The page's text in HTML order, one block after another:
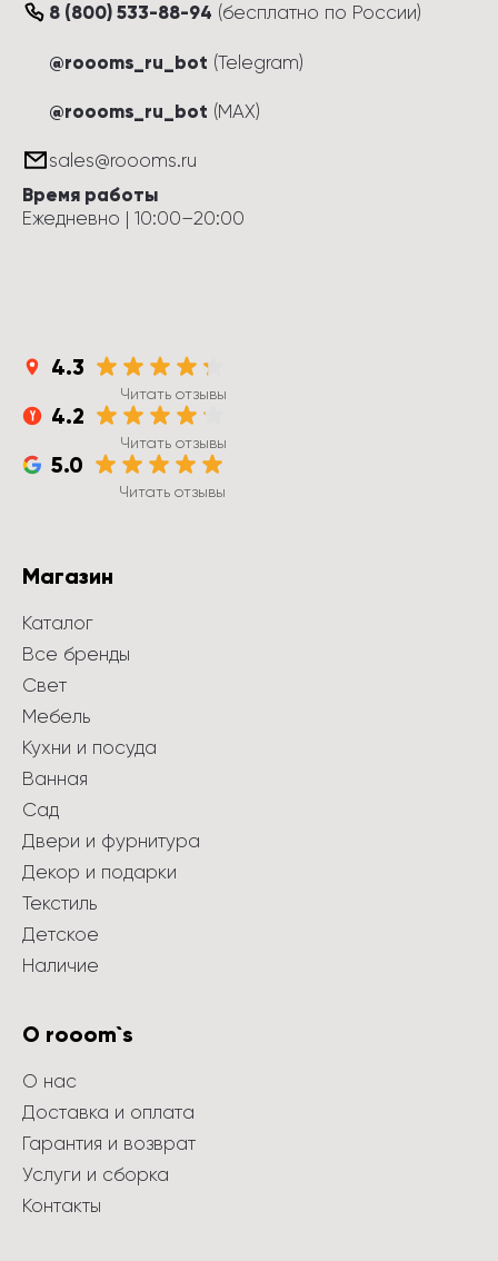
8 (800) 533-88-94 (бесплатно по России)
@roooms_ru_bot (Telegram)
@roooms_ru_bot (MAX)
sales@roooms.ru
Время работы
Ежедневно | 10:00–20:00
4.3
Читать отзывы
4.2
Читать отзывы
5.0
Читать отзывы
Магазин
Каталог
Все бренды
Свет
Мебель
Кухни и посуда
Ванная
Сад
Двери и фурнитура
Декор и подарки
Текстиль
Детское
Наличие
О rooom`s
О нас
Доставка и оплата
Гарантия и возврат
Услуги и сборка
Контакты